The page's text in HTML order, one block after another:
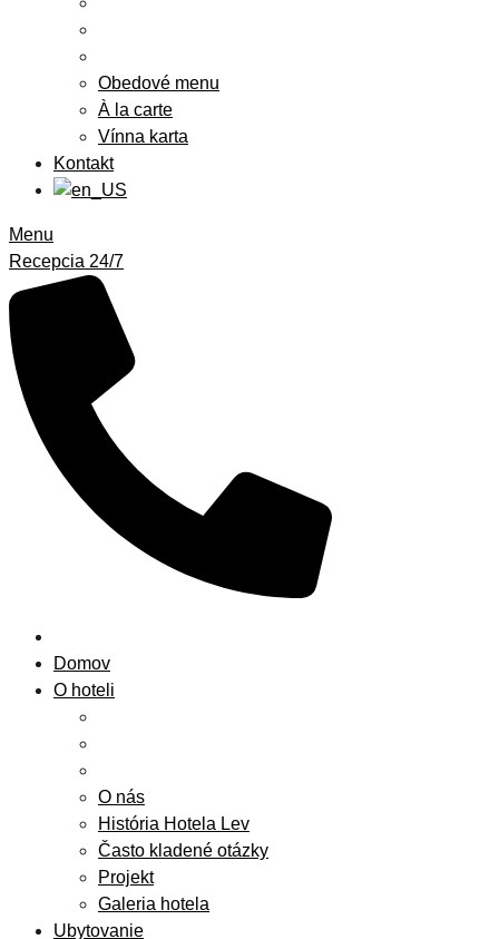
Obedové menu
À la carte
Vínna karta
Kontakt
Menu
Recepcia 24/7
Domov
O hoteli
O nás
História Hotela Lev
Často kladené otázky
Projekt
Galeria hotela
Ubytovanie